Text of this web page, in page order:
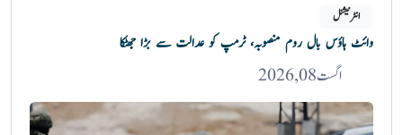
انٹرنیشنل
وائٹ ہاؤس بال روم منصوبہ، ٹرمپ کو عدالت سے بڑا جھٹکا
اگست 08, 2026